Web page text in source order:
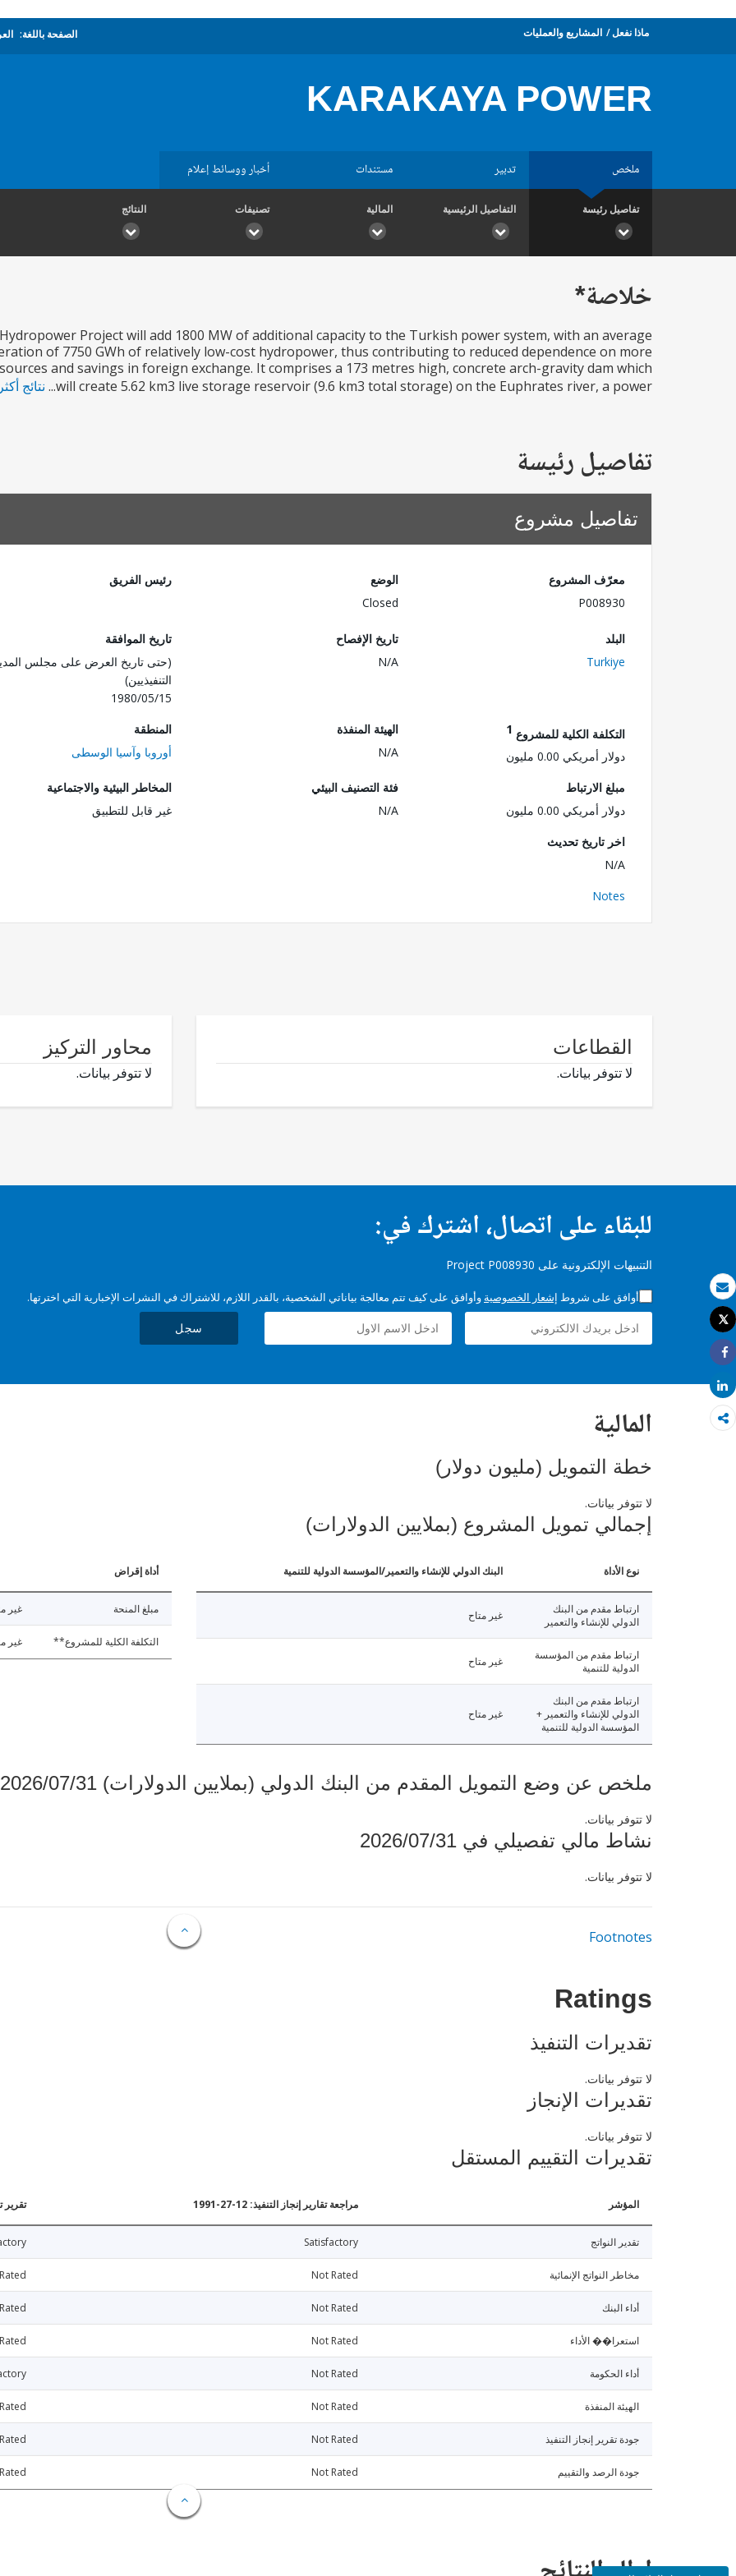
بريد الكتروني
طباعة
Tweet
Share
Share
ماذا نفعل المشاريع والعمليات الصفحة باللغة:
KARAKAYA POWER
ملخص تدبير مستندات أخبار ووسائط إعلام
تفاصيل رئيسة التفاصيل الرئيسية المالية تصنيفات النتائج
خلاصة*
Project will add 1800 MW of additional capacity to the Turkish power system, with an average
of 7750 GWh of relatively low-cost hydropower, thus contributing to reduced dependence on more
and savings in foreign exchange. It comprises a 173 metres high, concrete arch-gravity dam which
will create 5.62 km3 live storage reservoir (9.6 km3 total storage) on the Euphrates river, a power...
نتائج أكثر
تفاصيل رئيسة
تفاصيل مشروع
معرّف المشروع
P008930
الوضع
Closed
رئيس الفريق
البلد
Turkiye
تاريخ الإفصاح
N/A
تاريخ الموافقة
(حتى تاريخ العرض على مجلس
التنفيذيين)
1980/05/15
التكلفة الكلية للمشروع 1
دولار أمريكي 0.00 مليون
الهيئة المنفذة
N/A
المنطقة
أوروبا وآسيا الوسطى
مبلغ الارتباط
دولار أمريكي 0.00 مليون
فئة التصنيف البيئي
N/A
المخاطر البيئية والاجتماعية
غير قابل للتطبيق
اخر تاريخ تحديث
N/A
Notes
القطاعات
لا تتوفر بيانات.
محاور التركيز
لا تتوفر بيانات.
للبقاء على اتصال، اشترك في:
التنبيهات الإلكترونية على Project P008930
أوافق على شروط إشعار الخصوصية وأوافق على كيف تتم معالجة بياناتي الشخصية، بالقدر اللازم، للاشتراك في النشرات الإخبارية التي اخترتها.
سجل
المالية
خطة التمويل (مليون دولار)
لا تتوفر بيانات.
إجمالي تمويل المشروع (بملايين الدولارات)
نوع الأداة البنك الدولي للإنشاء والتعمير/المؤسسة الدولية للتنمية
ارتباط مقدم من البنك
الدولي للإنشاء والتعمير
غير متاح
ارتباط مقدم من المؤسسة
الدولية للتنمية
غير متاح
ارتباط مقدم من البنك
الدولي للإنشاء والتعمير +
المؤسسة الدولية للتنمية
غير متاح
أداة إقراض
مبلغ المنحة غير
التكلفة الكلية للمشروع** غير
ملخص عن وضع التمويل المقدم من البنك الدولي (بملايين الدولارات) 2026/07/31
لا تتوفر بيانات.
نشاط مالي تفصيلي في 2026/07/31
لا تتوفر بيانات.
Footnotes
Ratings
تقديرات التنفيذ
لا تتوفر بيانات.
تقديرات الإنجاز
لا تتوفر بيانات.
تقديرات التقييم المستقل
المؤشر مراجعة تقارير إنجاز التنفيذ: 12-27-1991 تقرير
تقدير النواتج Satisfactory
مخاطر النواتج الإنمائية Not Rated
أداء البنك Not Rated
استعرا�� الأداء Not Rated
أداء الحكومة Not Rated
الهيئة المنفذة Not Rated
جودة تقرير إنجاز التنفيذ Not Rated
جودة الرصد والتقييم Not Rated